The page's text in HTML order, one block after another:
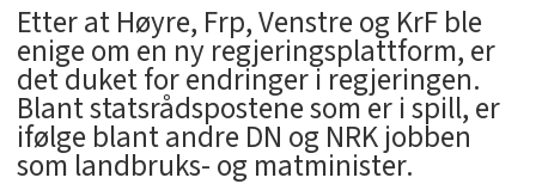
Etter at Høyre, Frp, Venstre og KrF ble
enige om en ny regjeringsplattform, er
det duket for endringer i regjeringen.
Blant statsrådspostene som er i spill, er
ifølge blant andre DN og NRK jobben
som landbruks- og matminister.